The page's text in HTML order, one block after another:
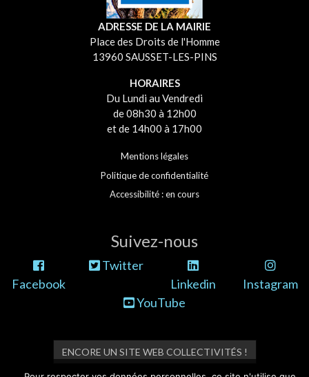
ADRESSE DE LA MAIRIE
Place des Droits de l'Homme
13960 SAUSSET-LES-PINS
HORAIRES
Du Lundi au Vendredi
de 08h30 à 12h00
et de 14h00 à 17h00
Mentions légales
Politique de confidentialité
Accessibilité : en cours
Suivez-nous
Facebook
Twitter
Linkedin
Instagram
YouTube
ENCORE UN SITE WEB COLLECTIVITÉS !